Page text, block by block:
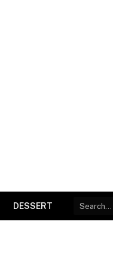
DESSERT